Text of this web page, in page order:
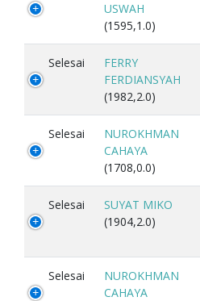
USWAH
(1595,1.0)
Selesai
FERRY
FERDIANSYAH
(1982,2.0)
Selesai
NUROKHMAN
CAHAYA
(1708,0.0)
Selesai
SUYAT MIKO
(1904,2.0)
Selesai
NUROKHMAN
CAHAYA